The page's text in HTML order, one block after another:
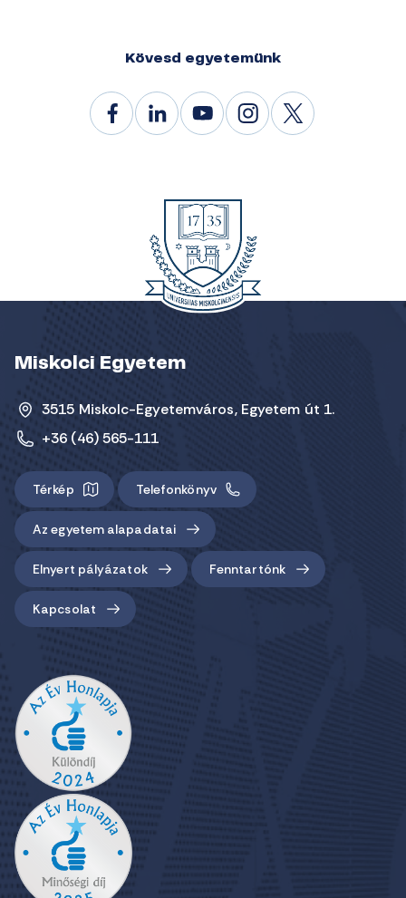
Kövesd egyetemünk
Miskolci Egyetem
3515 Miskolc-Egyetemváros, Egyetem út 1.
+36 (46) 565-111
Térkép Telefonkönyv
Az egyetem alapadatai
Elnyert pályázatok Fenntartónk
Kapcsolat